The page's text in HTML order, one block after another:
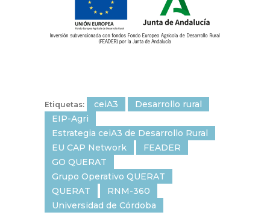
Etiquetas: ceiA3
Desarrollo rural
EIP-Agri
Estrategia ceiA3 de Desarrollo Rural
EU CAP Network
FEADER
GO QUERAT
Grupo Operativo QUERAT
QUERAT
RNM-360
Universidad de Córdoba